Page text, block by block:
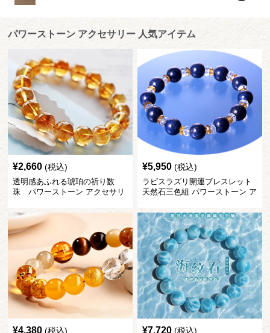
パワーストーン アクセサリー 人気アイテム
¥2,660 (税込)
透明感あふれる琥珀の祈り数
珠 パワーストーン アクセサリ
¥5,950 (税込)
ラピスラズリ開運ブレスレット
天然石三色組 パワーストーン ア
¥4,380 (税込) ¥7,720 (税込)